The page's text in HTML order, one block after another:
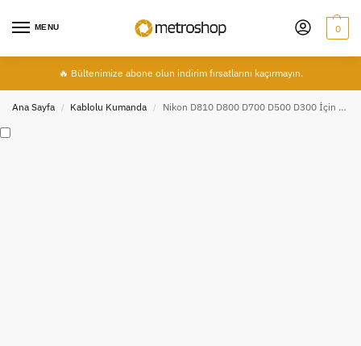
MENU 0
🔥 Bültenimize abone olun indirim fırsatlarını kaçırmayın.
Ana Sayfa / Kablolu Kumanda / Nikon D810 D800 D700 D500 D300 İçin Ayex AX-10 DC0 Kablolu Kumanda